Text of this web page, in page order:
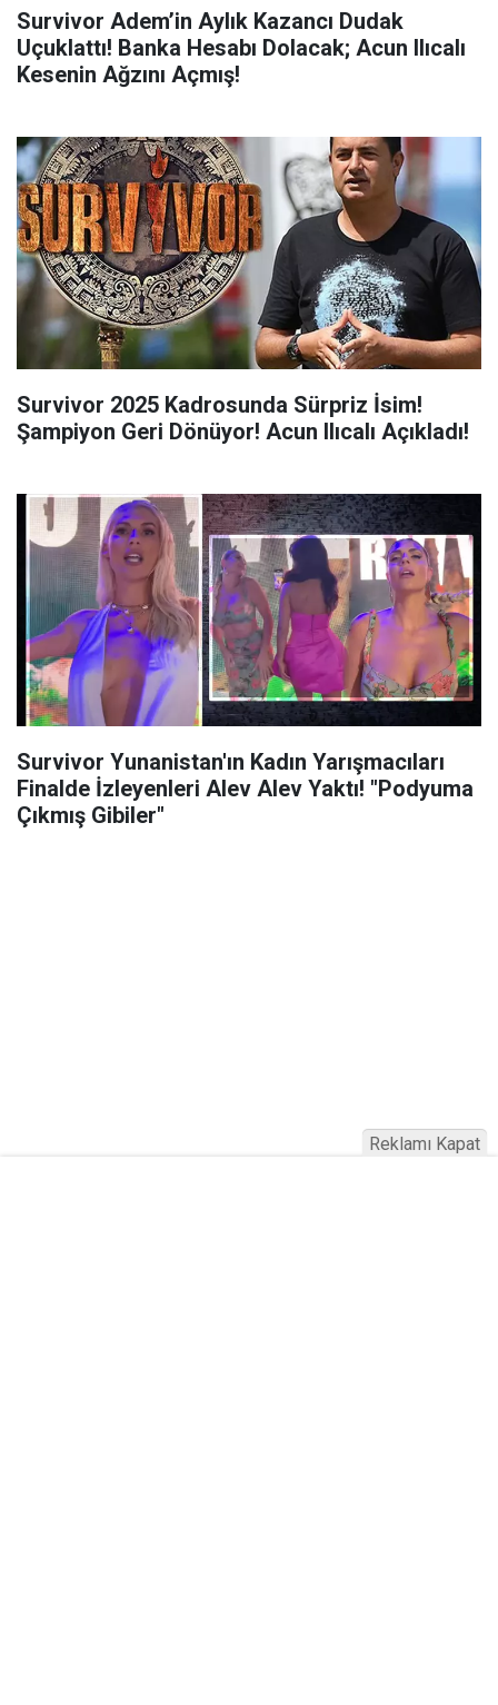
Survivor Adem’in Aylık Kazancı Dudak
Uçuklattı! Banka Hesabı Dolacak; Acun Ilıcalı
Kesenin Ağzını Açmış!
Survivor 2025 Kadrosunda Sürpriz İsim!
Şampiyon Geri Dönüyor! Acun Ilıcalı Açıkladı!
Survivor Yunanistan'ın Kadın Yarışmacıları
Finalde İzleyenleri Alev Alev Yaktı! "Podyuma
Çıkmış Gibiler"
Reklamı Kapat